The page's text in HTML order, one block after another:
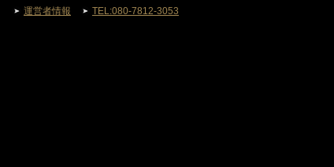
運営者情報 TEL:080-7812-3053